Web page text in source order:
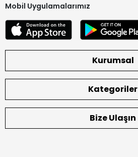
Mobil Uygulamalarımız
Kurumsal
Kategoriler
Bize Ulaşın